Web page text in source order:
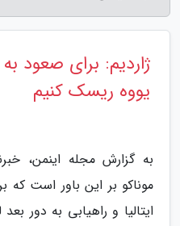
ژاردیم: برای صعود
یووه ریسک کنیم
ایتالیا و راهیابی به دور